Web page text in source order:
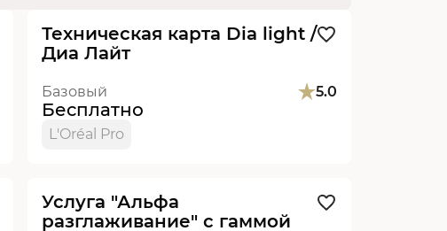
Техническая карта Dia light /
Диа Лайт
Базовый 5.0
Бесплатно
L'Oréal Pro
Услуга "Альфа
разглаживание" с гаммой